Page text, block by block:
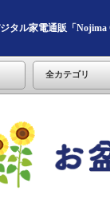
タル家電通販「Nojima
全カテゴリ